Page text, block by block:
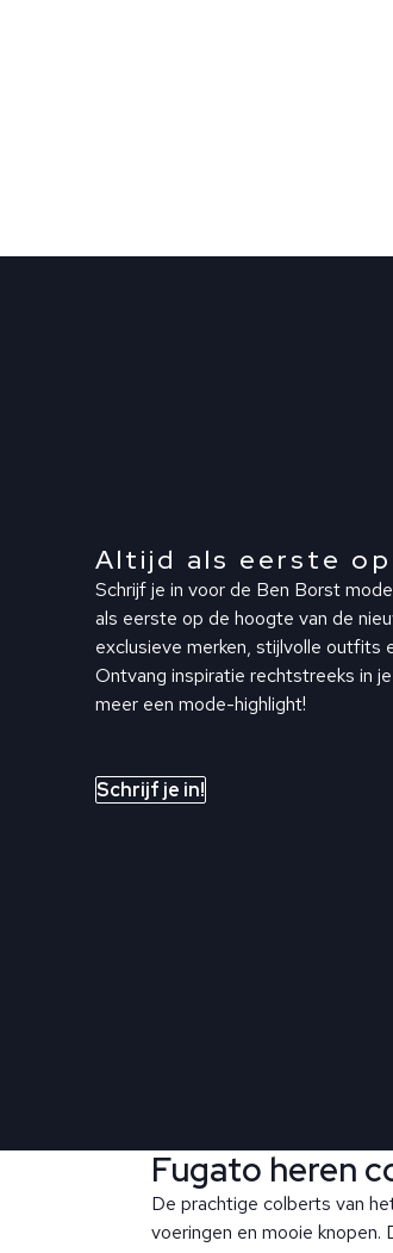
Altijd als eerste
Schrijf je in voor de Ben Borst
als eerste op de hoogte van de
exclusieve merken, stijlvolle outfits
Ontvang inspiratie rechtstreeks in
meer een mode-highlight!
Schrijf je in!
Fugato heren
De prachtige colberts van
voeringen en mooie knopen.